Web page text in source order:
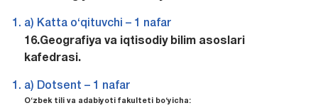
a) Katta o‘qituvchi – 1 nafar
16.Geografiya va iqtisodiy bilim asoslari
kafedrasi.
a) Dotsent – 1 nafar
O‘zbek tili va adabiyoti fakulteti bo‘yicha: